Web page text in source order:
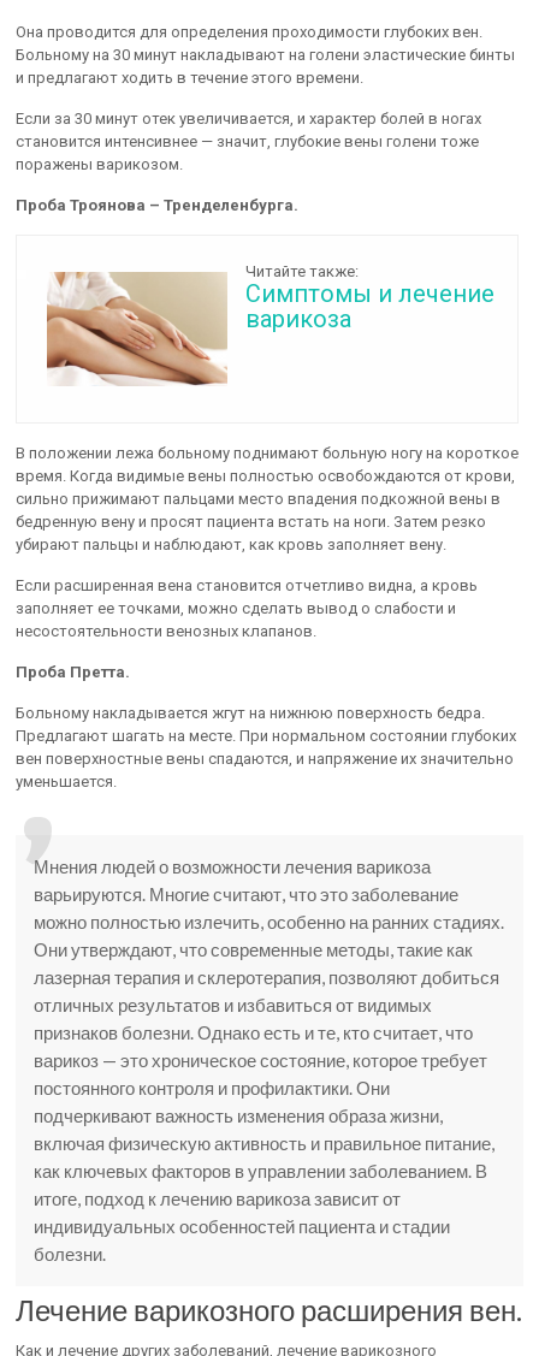
Она проводится для определения проходимости глубоких вен.
Больному на 30 минут накладывают на голени эластические бинты
и предлагают ходить в течение этого времени.
Если за 30 минут отек увеличивается, и характер болей в ногах
становится интенсивнее — значит, глубокие вены голени тоже
поражены варикозом.
Проба Троянова – Тренделенбурга.
Читайте также:
Симптомы и лечение
варикоза
В положении лежа больному поднимают больную ногу на короткое
время. Когда видимые вены полностью освобождаются от крови,
сильно прижимают пальцами место впадения подкожной вены в
бедренную вену и просят пациента встать на ноги. Затем резко
убирают пальцы и наблюдают, как кровь заполняет вену.
Если расширенная вена становится отчетливо видна, а кровь
заполняет ее точками, можно сделать вывод о слабости и
несостоятельности венозных клапанов.
Проба Претта.
Больному накладывается жгут на нижнюю поверхность бедра.
Предлагают шагать на месте. При нормальном состоянии глубоких
вен поверхностные вены спадаются, и напряжение их значительно
уменьшается.
Мнения людей о возможности лечения варикоза
варьируются. Многие считают, что это заболевание
можно полностью излечить, особенно на ранних стадиях.
Они утверждают, что современные методы, такие как
лазерная терапия и склеротерапия, позволяют добиться
отличных результатов и избавиться от видимых
признаков болезни. Однако есть и те, кто считает, что
варикоз — это хроническое состояние, которое требует
постоянного контроля и профилактики. Они
подчеркивают важность изменения образа жизни,
включая физическую активность и правильное питание,
как ключевых факторов в управлении заболеванием. В
итоге, подход к лечению варикоза зависит от
индивидуальных особенностей пациента и стадии
болезни.
Лечение варикозного расширения вен.
Как и лечение других заболеваний, лечение варикозного